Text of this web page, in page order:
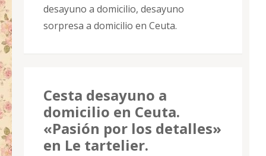
desayuno a domicilio, desayuno
sorpresa a domicilio en Ceuta.
Cesta desayuno a
domicilio en Ceuta.
«Pasión por los detalles»
en Le tartelier.